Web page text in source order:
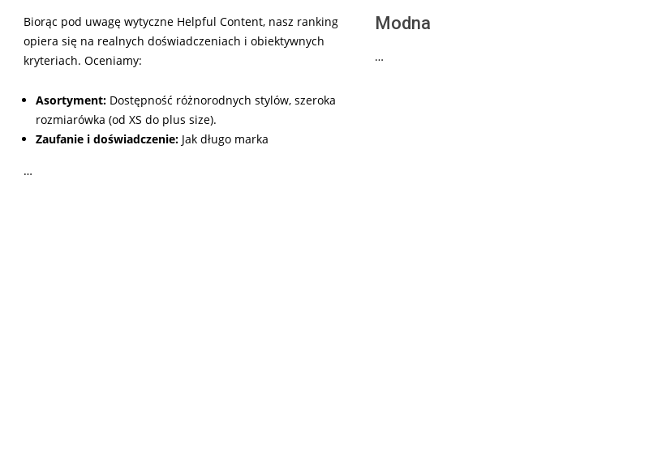
Biorąc pod uwagę wytyczne Helpful Content, nasz ranking
opiera się na realnych doświadczeniach i obiektywnych
kryteriach. Oceniamy:
Asortyment: Dostępność różnorodnych stylów, szeroka
rozmiarówka (od XS do plus size).
Zaufanie i doświadczenie: Jak długo marka
…
Modna
…